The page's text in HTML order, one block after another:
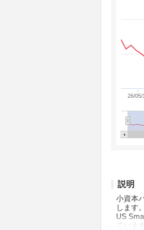
26/05/
説明
小資本
します
US
ていま